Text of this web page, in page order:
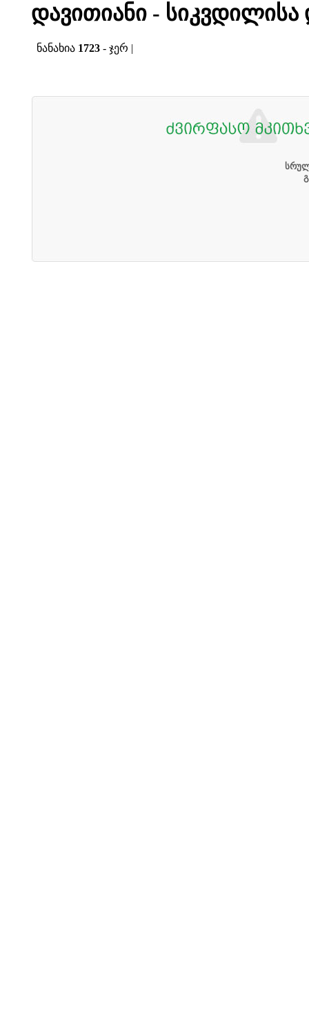
დავითიანი - სიკვდილისა
ნანახია 1723 - ჯერ |